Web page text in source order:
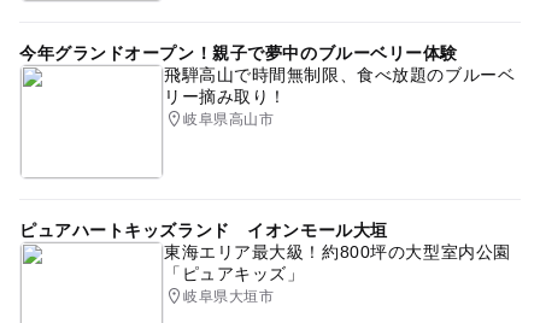
今年グランドオープン！親子で夢中のブルーベリー体験
飛騨高山で時間無制限、食べ放題のブルーベ
リー摘み取り！
岐阜県高山市
ピュアハートキッズランド イオンモール大垣
東海エリア最大級！約800坪の大型室内公園
「ピュアキッズ」
岐阜県大垣市